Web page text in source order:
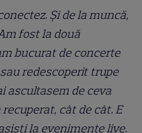
Și de la muncă,
fost la două
bucurat de concerte
redescoperit trupe
ascultasem de ceva
cât de cât. E
la evenimente live.